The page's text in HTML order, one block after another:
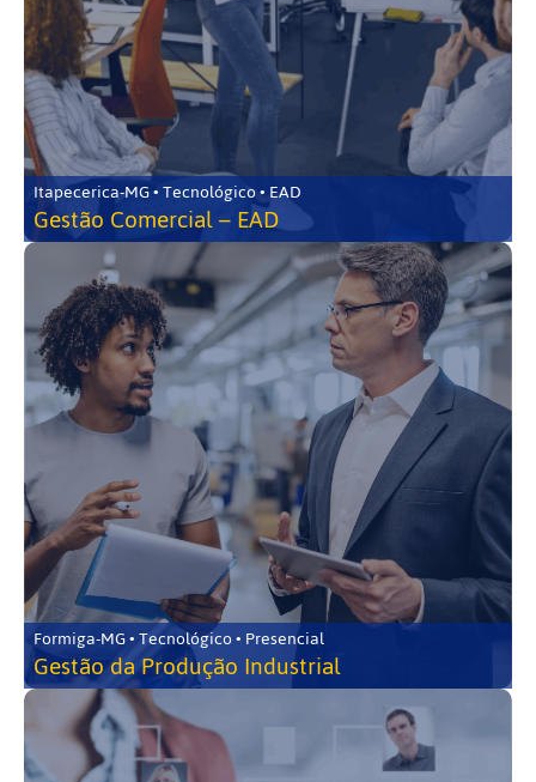
Itapecerica-MG • Tecnológico • EAD
Gestão Comercial – EAD
Formiga-MG • Tecnológico • Presencial
Gestão da Produção Industrial